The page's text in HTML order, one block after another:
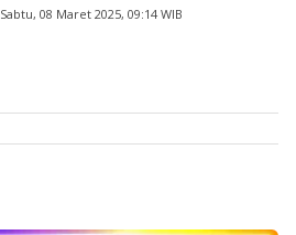
Sabtu, 08 Maret 2025, 09:14 WIB